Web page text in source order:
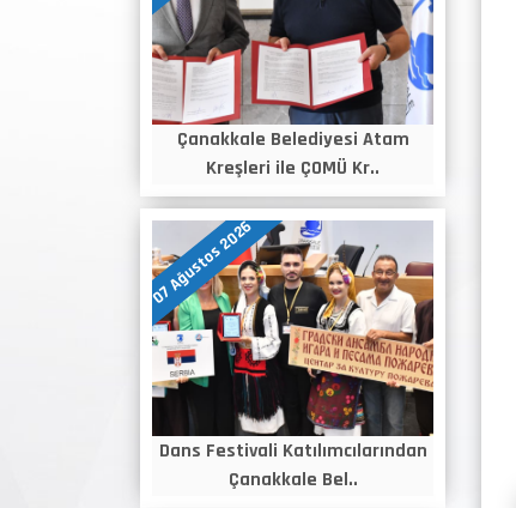
Çanakkale Belediyesi Atam
Kreşleri ile ÇOMÜ Kr..
07 Ağustos 2026
Dans Festivali Katılımcılarından
Çanakkale Bel..